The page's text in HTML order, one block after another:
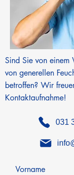
Sind Sie von einem
von generellen
betroffen? Wir
Kontaktaufnahme!
031
Vorname